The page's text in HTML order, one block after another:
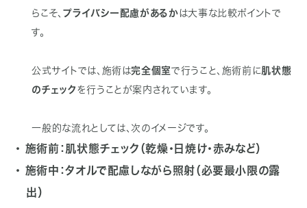
らこそ、 プライバシー配慮があるかは大事な比較ポイントで
す。
公式サイトでは、施術は完全個室で行うこと、施術前に肌状態
のチェック を行うことが案内されています。
一般的な流れとしては、次のイメージです。
・ 施術前：肌状態チェック（乾燥・日焼け・赤みなど）
・ 施術中：タオルで配慮しながら照射（必要最小限の露
出）